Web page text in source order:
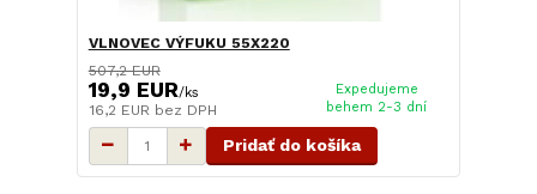
VLNOVEC VÝFUKU 55X220
507,2 EUR
19,9 EUR/ks
16,2 EUR bez DPH
Expedujeme
behem 2-3 dní
Pridať do košíka